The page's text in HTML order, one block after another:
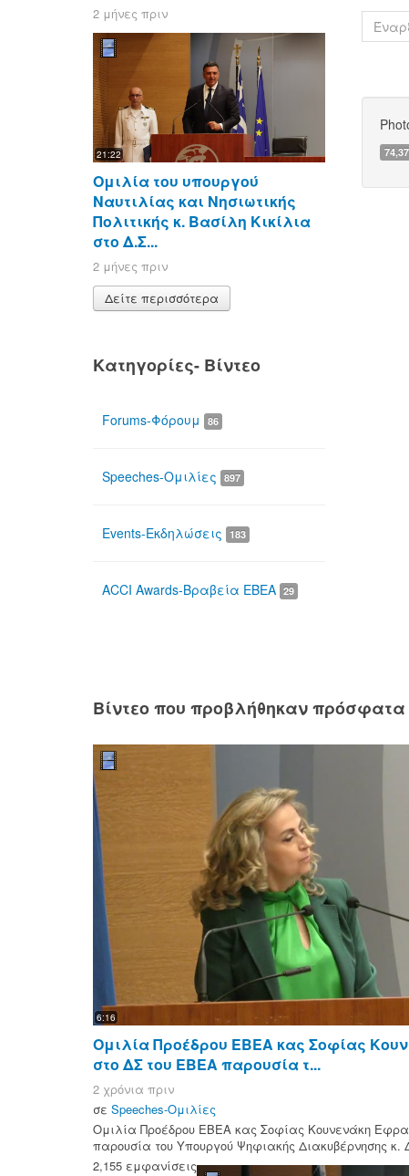
2 μήνες πριν
21:22
Ομιλία του υπουργού
Ναυτιλίας και Νησιωτικής
Πολιτικής κ. Βασίλη Κικίλια
στο Δ.Σ...
2 μήνες πριν
Δείτε περισσότερα
Κατηγορίες- Βίντεο
Forums-Φόρουμ 86
Speeches-Ομιλίες 897
Events-Εκδηλώσεις 183
ACCI Awards-Βραβεία ΕΒΕΑ 29
Βίντεο που προβλήθηκαν πρόσφατα
6:16
Ομιλία Προέδρου ΕΒΕΑ κας Σοφίας
στο ΔΣ του ΕΒΕΑ παρουσία τ...
2 χρόνια πριν
σε Speeches-Ομιλίες
Ομιλία Προέδρου ΕΒΕΑ κας Σοφίας Κουνενάκη
παρουσία του Υπουργού Ψηφιακής Διακυβέρνησης κ.
2,155 εμφανίσεις